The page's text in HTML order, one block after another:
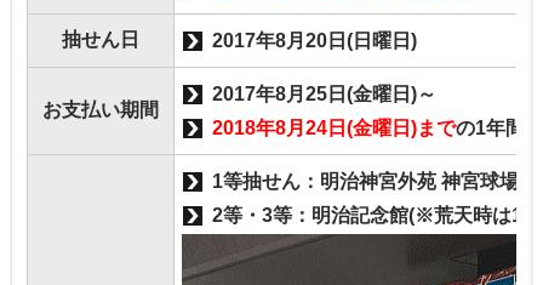
抽せん日 2017年8月20日(日曜日)
お支払い期間
2017年8月25日(金曜日)～
2018年8月24日(金曜日)までの1年間
1等抽せん：明治神宮外苑 神宮球場
2等・3等：明治記念館(※荒天時は1